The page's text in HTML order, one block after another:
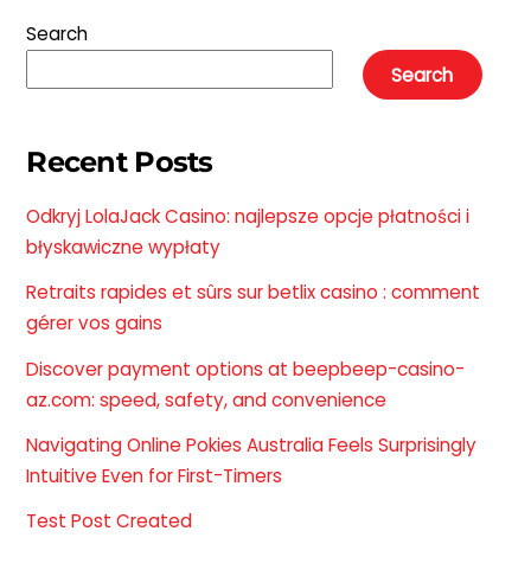
Search
Search
Recent Posts
Odkryj LolaJack Casino: najlepsze opcje płatności i
błyskawiczne wypłaty
Retraits rapides et sûrs sur betlix casino : comment
gérer vos gains
Discover payment options at beepbeep-casino-
az.com: speed, safety, and convenience
Navigating Online Pokies Australia Feels Surprisingly
Intuitive Even for First-Timers
Test Post Created